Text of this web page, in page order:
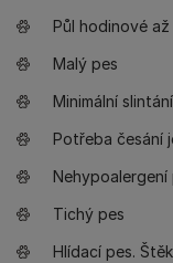
Půl hodinové
Malý pes
Minimální slintání
Potřeba česání
Nehypoalergení
Tichý pes
Hlídací pes.